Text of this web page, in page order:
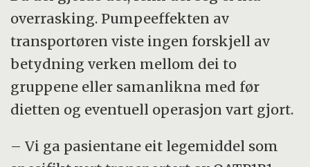
overrasking. Pumpeeffekten av
transportøren viste ingen forskjell av
betydning verken mellom dei to
gruppene eller samanlikna med før
dietten og eventuell operasjon vart gjort.
– Vi ga pasientane eit legemiddel som